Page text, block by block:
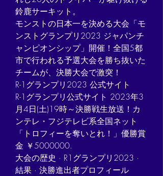
鈴鹿サーキット。
モンストの日本一を決める大会「モ
ンストグランプリ2023 ジャパンチ
ャンピオンシップ」開催！全国5都
市で行われる予選大会を勝ち抜いた
チームが、決勝大会で激突！
R-1グランプリ2023 公式サイト
R-1グランプリ公式サイト 2023年3
月4日(土)19時～決勝戦生放送！カ
ンテレ・フジテレビ系全国ネット
「トロフィーを奪いとれ！」優勝賞
金 ￥5000000.
‎大会の歴史 · ‎R1グランプリ2023 · ‎
結果 · ‎決勝進出者プロフィール